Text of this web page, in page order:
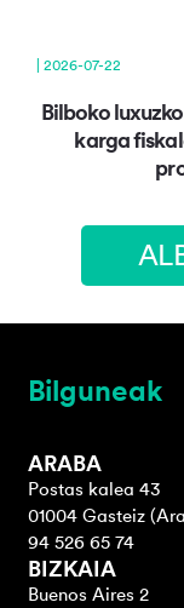
| 2026-07-22
Bilboko
karga
Bilguneak
ARABA
Postas kalea 43
01004 Gasteiz
94 526 65 74
BIZKAIA
Buenos Aires 2